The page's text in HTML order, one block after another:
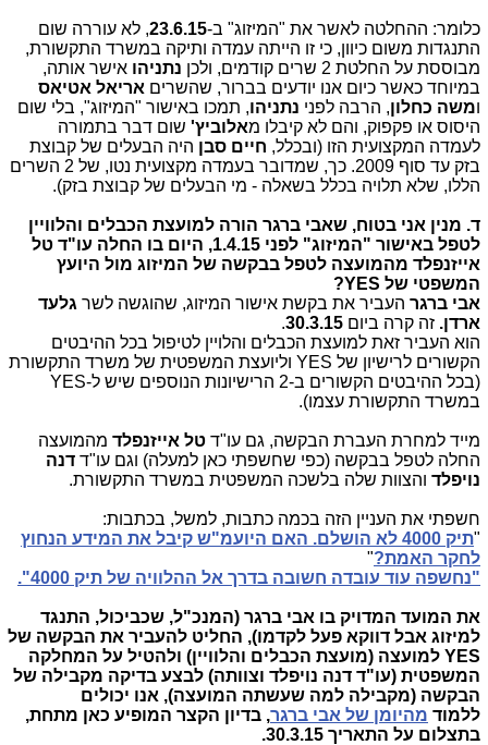
כלומר: ההחלטה לאשר את "המיזוג" ב-23.6.15, לא עוררה שום
התנגדות משום כיוון, כי זו הייתה עמדה ותיקה במשרד התקשורת,
מבוססת על החלטת 2 שרים קודמים, ולכן
נתניהו אישר אותה,
במיוחד כאשר כיום אנו יודעים בברור, שהשרים אריאל אטיאס
משה כחלון, הרבה לפני נתניהו, תמכו באישור "המיזוג", בלי שום
היסוס או פקפוק, והם לא קיבלו מאלוביץ' שום דבר בתמורה
לעמדה המקצועית הזו (ובכלל, חיים סבןהיה הבעלים של קבוצת
בזק עד סוף 2009. כך, שמדובר בעמדה מקצועית נטו, של 2 השרים
הללו, שלא תלויה בכלל בשאלה - מי הבעלים של קבוצת בזק).
ד. מנין אני בטוח, שאבי ברגר הורה למועצת הכבלים והלוויין
לטפל באישור "המיזוג" לפני 1.4.15, היום בו החלה עו"ד טל
אייזנפלד מהמועצה לטפל בבקשה של המיזוג מול היועץ
המשפטי של YES?
אבי ברגרהעביר את בקשת אישור המיזוג, שהוגשה לשר גלעד
ארדן.זה קרה ביום 30.3.15
.
הוא העביר זאת למועצת הכבלים והלויין לטיפול בכל ההיבטים
הקשורים לרישיון של YES וליועצת המשפטית של משרד התקשורת
(בכל ההיבטים הקשורים ב-2 הרישיונות הנוספים שיש ל-YES
במשרד התקשורת עצמו).
מייד למחרת העברת הבקשה, גם עו"ד טל אייזנפלדמהמועצה
החלה לטפל בבקשה (כפי שחשפתי כאן למעלה) וגם עו"ד דנה
נויפלדוהצוות שלה בלשכה המשפטית במשרד התקשורת.
חשפתי את העניין הזה בכמה כתבות, למשל, בכתבות:
"
תיק 4000 לא הושלם. האם היועמ"ש קיבל את המידע הנחוץ
לחקר האמת?"
"נחשפה עוד עובדה חשובה בדרך אל ההלוויה של תיק 4000".
את המועד המדויק בו אבי ברגר (המנכ"ל, שכביכול, התנגד
למיזוג אבל דווקא פעל לקדמו), החליט להעביר את הבקשה של
YES למועצה (מועצת הכבלים והלוויין) ולהטיל על המחלקה
המשפטית (עו"ד דנה נויפלד וצוותה) לבצע בדיקה מקבילה של
הבקשה (מקבילה למה שעשתה המועצה), אנו יכולים
ללמוד מהיומן של אבי ברגר, בדיון הקצר המופיע כאן מתחת,
בתצלום על התאריך 30.3.15.